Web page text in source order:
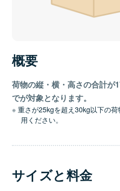
概要
荷物の縦・横・高さの合計が
でが対象となります。
重さが25kgを超え30kg以下の
用ください。
サイズと料金